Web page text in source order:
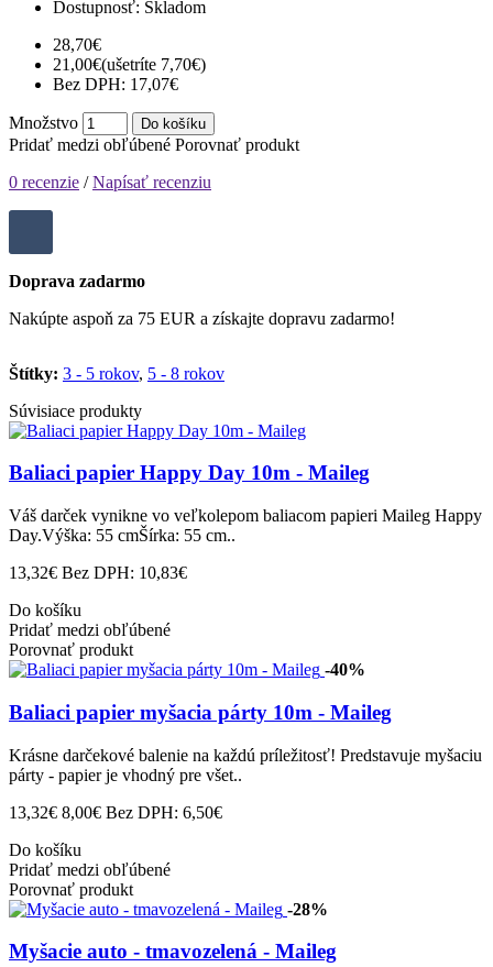
Dostupnosť: Skladom
28,70€
21,00€(ušetríte 7,70€)
Bez DPH: 17,07€
Množstvo Do košíku
Pridať medzi obľúbené Porovnať produkt
0 recenzie /Napísať recenziu
Doprava zadarmo
Nakúpte aspoň za 75 EUR a získajte dopravu zadarmo!
Štítky: 3 - 5 rokov, 5 - 8 rokov
Súvisiace produkty
Baliaci papier Happy Day 10m - Maileg
Váš darček vynikne vo veľkolepom baliacom papieri Maileg Happy
Day.Výška: 55 cmŠírka: 55 cm..
13,32€ Bez DPH: 10,83€
Do košíku
Pridať medzi obľúbené
Porovnať produkt
-40%
Baliaci papier myšacia párty 10m - Maileg
Krásne darčekové balenie na každú príležitosť! Predstavuje myšaciu
párty - papier je vhodný pre všet..
13,32€ 8,00€ Bez DPH: 6,50€
Do košíku
Pridať medzi obľúbené
Porovnať produkt
-28%
Myšacie auto - tmavozelená - Maileg